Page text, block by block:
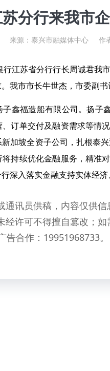
分行来我市
来源： 泰兴市融媒体中心 作
江苏省分行行长周诚君我
我市市长牛世杰，市委副书
鑫福造船有限公司。扬子
订单交付及融资需求等情
加坡全资子公司，扎根泰
持续优化金融服务，精准
深入落实金融支持实体经济
讯员供稿，内容仅供信
经许可不得擅自篡改；
合作：19951968733。